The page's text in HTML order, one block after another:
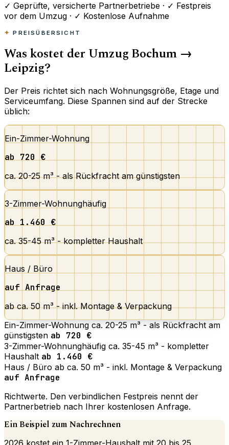
✓ Geprüfte, versicherte Partnerbetriebe · ✓ Festpreis
vor dem Umzug · ✓ Kostenlose Aufnahme
PREISÜBERSICHT
Was kostet der Umzug Bochum →
Leipzig?
Der Preis richtet sich nach Wohnungsgröße, Etage und
Serviceumfang. Diese Spannen sind auf der Strecke
üblich:
Ein-Zimmer-Wohnung
ab 720 €
ca. 20-25 m³ - als Rückfracht am günstigsten
3-Zimmer-Wohnunghäufig
ab 1.460 €
ca. 35-45 m³ - kompletter Haushalt
Haus / Büro
auf Anfrage
ab ca. 50 m³ - inkl. Montage & Verpackung
Ein-Zimmer-Wohnung ca. 20-25 m³ - als Rückfracht am
günstigsten ab 720 €
3-Zimmer-Wohnunghäufig ca. 35-45 m³ - kompletter
Haushalt ab 1.460 €
Haus / Büro ab ca. 50 m³ - inkl. Montage & Verpackung
auf Anfrage
Richtwerte. Den verbindlichen Festpreis nennt der
Partnerbetrieb nach Ihrer kostenlosen Anfrage.
Ein Beispiel zum Nachrechnen